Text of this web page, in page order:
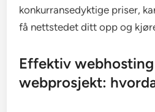
konkurransedyktige priser,
få nettstedet ditt opp og
Effektiv
webprosjekt: